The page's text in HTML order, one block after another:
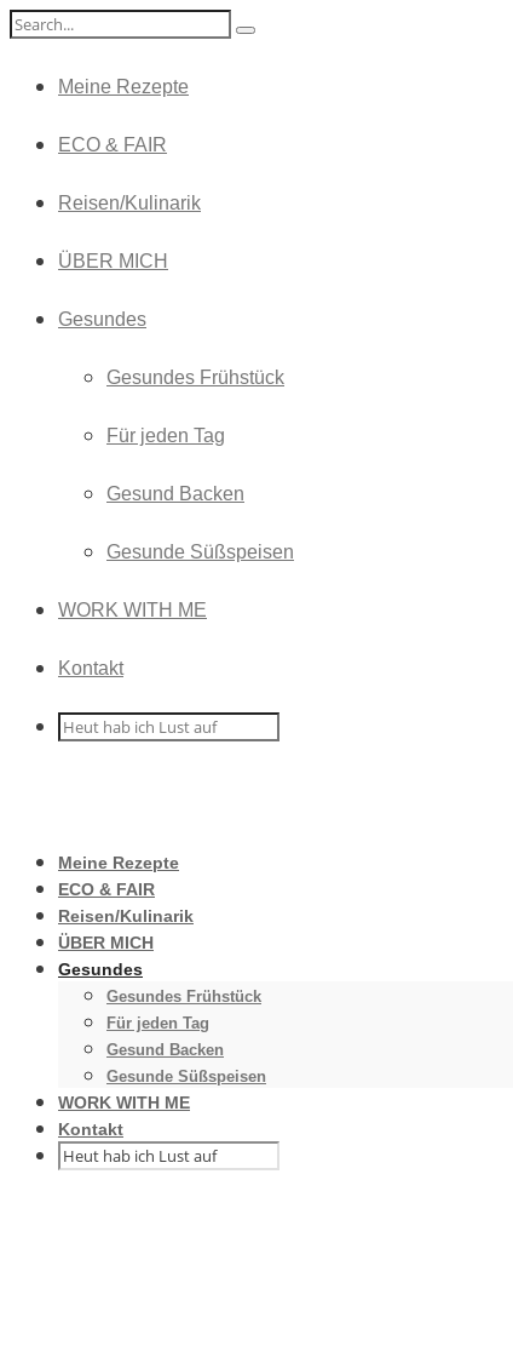
Meine Rezepte
ECO & FAIR
Reisen/Kulinarik
ÜBER MICH
Gesundes
Gesundes Frühstück
Für jeden Tag
Gesund Backen
Gesunde Süßspeisen
WORK WITH ME
Kontakt
Meine Rezepte
ECO & FAIR
Reisen/Kulinarik
ÜBER MICH
Gesundes
Gesundes Frühstück
Für jeden Tag
Gesund Backen
Gesunde Süßspeisen
WORK WITH ME
Kontakt